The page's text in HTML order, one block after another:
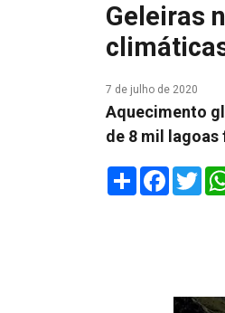
Geleiras
7 de julho de 2020
Aquecimento
de 8 mil
Share